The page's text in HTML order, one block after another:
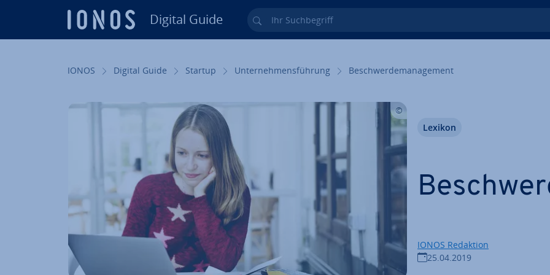
Digital Guide Ihr Such­be­griff
IONOS Digital Guide Startup Un­ter­neh­mens­füh­rung Be­schwer­de­ma­nage­ment
IONOS Redaktion
25.04.2019
Lexikon